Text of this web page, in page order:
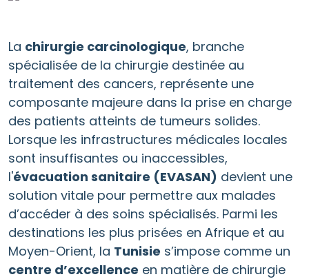
La chirurgie carcinologique, branche
spécialisée de la chirurgie destinée au
traitement des cancers, représente une
composante majeure dans la prise en charge
des patients atteints de tumeurs solides.
Lorsque les infrastructures médicales locales
sont insuffisantes ou inaccessibles,
l'évacuation sanitaire (EVASAN) devient une
solution vitale pour permettre aux malades
d’accéder à des soins spécialisés. Parmi les
destinations les plus prisées en Afrique et au
Moyen-Orient, la Tunisie s’impose comme un
centre d’excellence en matière de chirurgie